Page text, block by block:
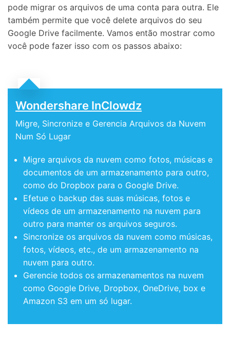
pode migrar os arquivos de uma conta para outra. Ele
também permite que você delete arquivos do seu
Google Drive facilmente. Vamos então mostrar como
você pode fazer isso com os passos abaixo:
Wondershare InClowdz
Migre, Sincronize e Gerencia Arquivos da Nuvem
Num Só Lugar
Migre arquivos da nuvem como fotos, músicas e
documentos de um armazenamento para outro,
como do Dropbox para o Google Drive.
Efetue o backup das suas músicas, fotos e
vídeos de um armazenamento na nuvem para
outro para manter os arquivos seguros.
Sincronize os arquivos da nuvem como músicas,
fotos, vídeos, etc., de um armazenamento na
nuvem para outro.
Gerencie todos os armazenamentos na nuvem
como Google Drive, Dropbox, OneDrive, box e
Amazon S3 em um só lugar.